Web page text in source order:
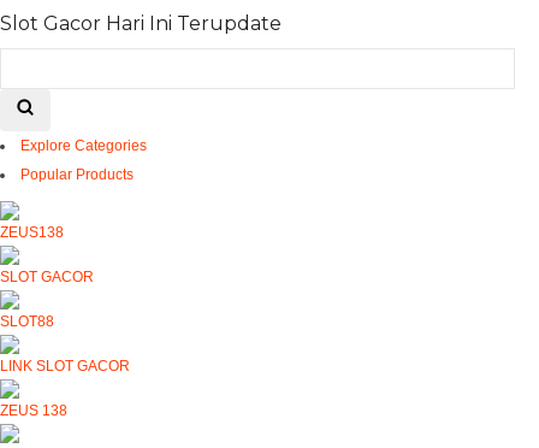
Slot Gacor Hari Ini Terupdate
Explore Categories
Popular Products
ZEUS138
SLOT GACOR
SLOT88
LINK SLOT GACOR
ZEUS 138